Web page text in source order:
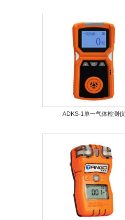
ADKS-1单一气体检测仪